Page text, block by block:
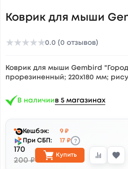
Коврик для мыши
★★★★★0.0 (0 отзывов)
Коврик для мыши Gembird
прорезиненный; 220х180 мм;
В наличиив 5 магазинах
Кешбэк:
9 ₽
При СБП:
17 ₽ ?
170
200 ₽
Купить